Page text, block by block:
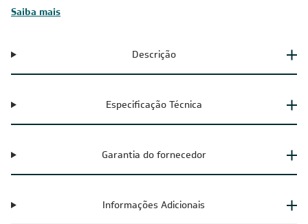
Saiba mais
Descrição
Especificação Técnica
Garantia do fornecedor
Informações Adicionais